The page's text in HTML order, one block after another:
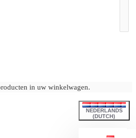
in uw winkelwagen.
NEDERLANDS
(DUTCH)